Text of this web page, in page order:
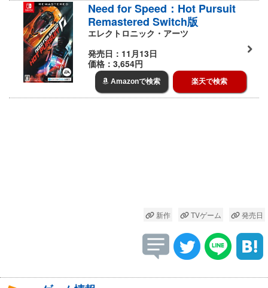
Need for Speed：Hot Pursuit
Remastered Switch版
エレクトロニック・アーツ
発売日：11月13日
価格：3,654円
Amazonで検索 楽天で検索
新作 TVゲーム 発売日